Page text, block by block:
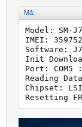
Mã:
Model: SM-
IMEI:
Software:
Init
Port: COM5 :
Reading
Chipset:
Resetting